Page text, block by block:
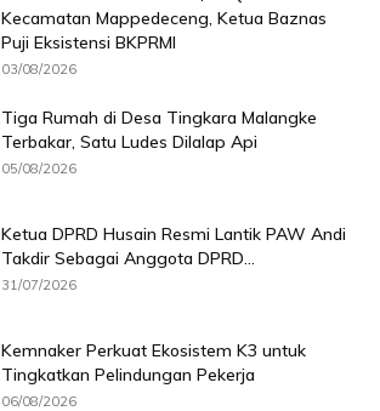
Kecamatan Mappedeceng, Ketua Baznas
Puji Eksistensi BKPRMI
03/08/2026
Tiga Rumah di Desa Tingkara Malangke
Terbakar, Satu Ludes Dilalap Api
05/08/2026
Ketua DPRD Husain Resmi Lantik PAW Andi
Takdir Sebagai Anggota DPRD...
31/07/2026
Kemnaker Perkuat Ekosistem K3 untuk
Tingkatkan Pelindungan Pekerja
06/08/2026